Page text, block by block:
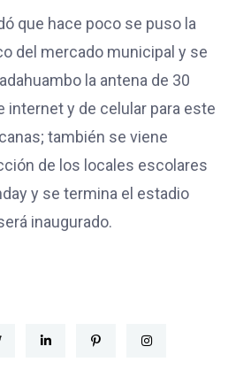
que hace poco se puso la
del mercado municipal y se
la antena de 30
internet y de celular para este
también se viene
de los locales escolares
y se termina el estadio
inaugurado.